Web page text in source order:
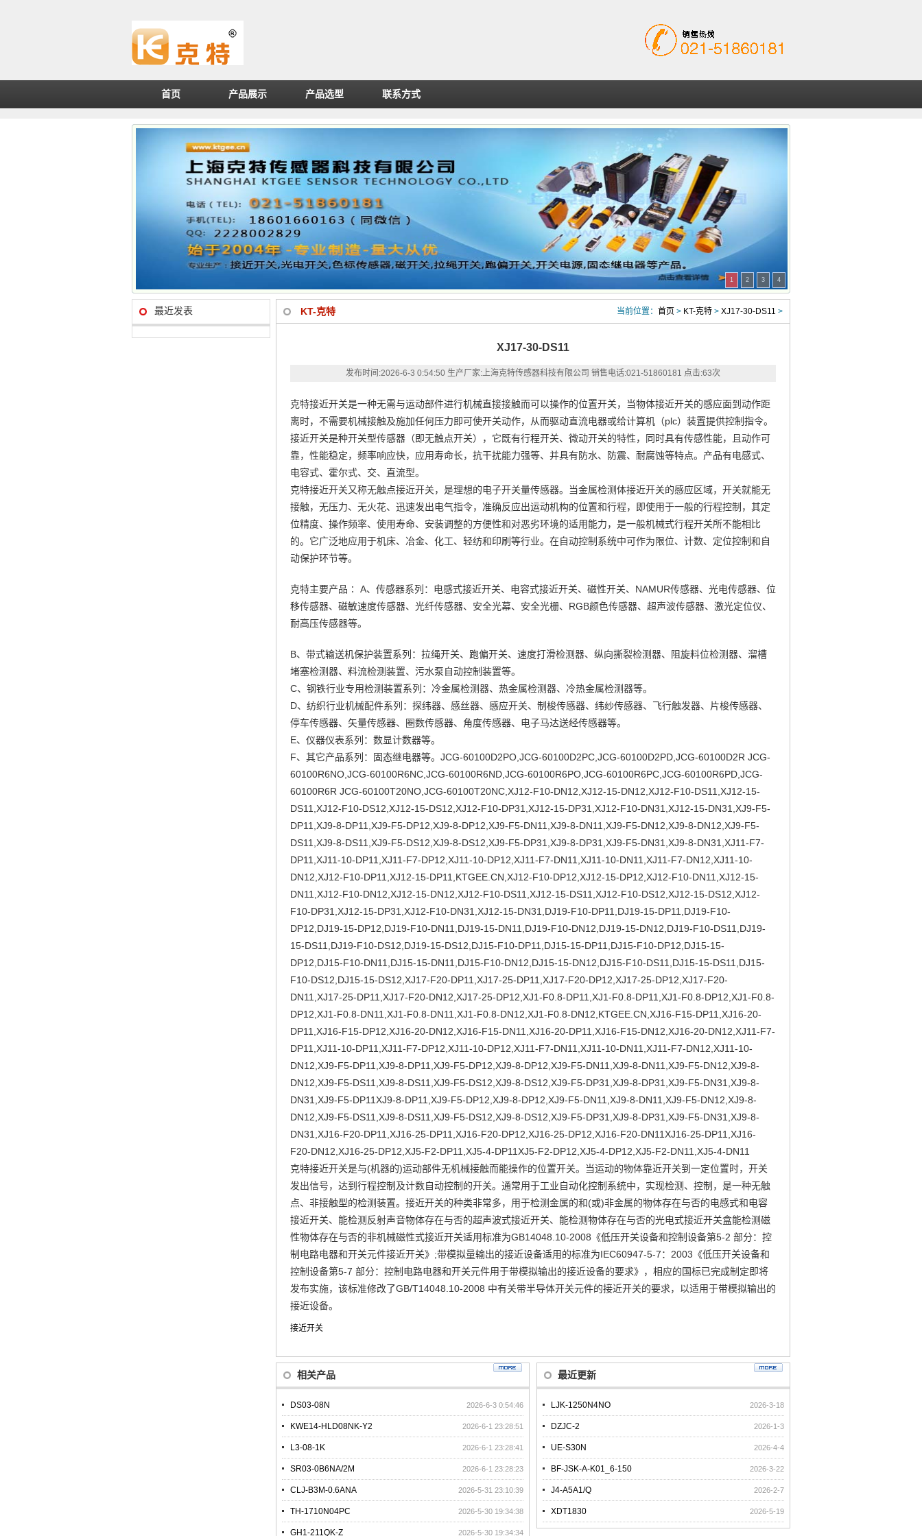
首页 产品展示 产品选型 联系方式
1 2 3 4
最近发表 当前位置： 首页 > KT-克特 > XJ17-30-DS11 >
KT-克特
XJ17-30-DS11
发布时间:2026-6-3 0:54:50 生产厂家:上海克特传感器科技有限公司 销售电话:021-51860181 点击:63次
克特接近开关是一种无需与运动部件进行机械直接接触而可以操作的位置开关，当物体接近开关的感应面到动作距
离时，不需要机械接触及施加任何压力即可使开关动作，从而驱动直流电器或给计算机（plc）装置提供控制指令。
接近开关是种开关型传感器（即无触点开关），它既有行程开关、微动开关的特性，同时具有传感性能，且动作可
靠，性能稳定，频率响应快，应用寿命长，抗干扰能力强等、并具有防水、防震、耐腐蚀等特点。产品有电感式、
电容式、霍尔式、交、直流型。
克特接近开关又称无触点接近开关，是理想的电子开关量传感器。当金属检测体接近开关的感应区域，开关就能无
接触，无压力、无火花、迅速发出电气指令，准确反应出运动机构的位置和行程，即使用于一般的行程控制，其定
位精度、操作频率、使用寿命、安装调整的方便性和对恶劣环境的适用能力，是一般机械式行程开关所不能相比
的。它广泛地应用于机床、冶金、化工、轻纺和印刷等行业。在自动控制系统中可作为限位、计数、定位控制和自
动保护环节等。
克特主要产品∶ A、传感器系列：电感式接近开关、电容式接近开关、磁性开关、NAMUR传感器、光电传感器、位
移传感器、磁敏速度传感器、光纤传感器、安全光幕、安全光栅、RGB颜色传感器、超声波传感器、激光定位仪、
耐高压传感器等。
B、带式输送机保护装置系列：拉绳开关、跑偏开关、速度打滑检测器、纵向撕裂检测器、阻旋料位检测器、溜槽
堵塞检测器、料流检测装置、污水泵自动控制装置等。
C、钢铁行业专用检测装置系列：冷金属检测器、热金属检测器、冷热金属检测器等。
D、纺织行业机械配件系列：探纬器、感丝器、感应开关、制梭传感器、纬纱传感器、飞行触发器、片梭传感器、
停车传感器、矢量传感器、圈数传感器、角度传感器、电子马达送经传感器等。
E、仪器仪表系列：数显计数器等。
F、其它产品系列：固态继电器等。JCG-60100D2PO,JCG-60100D2PC,JCG-60100D2PD,JCG-60100D2R JCG-
60100R6NO,JCG-60100R6NC,JCG-60100R6ND,JCG-60100R6PO,JCG-60100R6PC,JCG-60100R6PD,JCG-
60100R6R JCG-60100T20NO,JCG-60100T20NC,XJ12-F10-DN12,XJ12-15-DN12,XJ12-F10-DS11,XJ12-15-
DS11,XJ12-F10-DS12,XJ12-15-DS12,XJ12-F10-DP31,XJ12-15-DP31,XJ12-F10-DN31,XJ12-15-DN31,XJ9-F5-
DP11,XJ9-8-DP11,XJ9-F5-DP12,XJ9-8-DP12,XJ9-F5-DN11,XJ9-8-DN11,XJ9-F5-DN12,XJ9-8-DN12,XJ9-F5-
DS11,XJ9-8-DS11,XJ9-F5-DS12,XJ9-8-DS12,XJ9-F5-DP31,XJ9-8-DP31,XJ9-F5-DN31,XJ9-8-DN31,XJ11-F7-
DP11,XJ11-10-DP11,XJ11-F7-DP12,XJ11-10-DP12,XJ11-F7-DN11,XJ11-10-DN11,XJ11-F7-DN12,XJ11-10-
DN12,XJ12-F10-DP11,XJ12-15-DP11,KTGEE.CN,XJ12-F10-DP12,XJ12-15-DP12,XJ12-F10-DN11,XJ12-15-
DN11,XJ12-F10-DN12,XJ12-15-DN12,XJ12-F10-DS11,XJ12-15-DS11,XJ12-F10-DS12,XJ12-15-DS12,XJ12-
F10-DP31,XJ12-15-DP31,XJ12-F10-DN31,XJ12-15-DN31,DJ19-F10-DP11,DJ19-15-DP11,DJ19-F10-
DP12,DJ19-15-DP12,DJ19-F10-DN11,DJ19-15-DN11,DJ19-F10-DN12,DJ19-15-DN12,DJ19-F10-DS11,DJ19-
15-DS11,DJ19-F10-DS12,DJ19-15-DS12,DJ15-F10-DP11,DJ15-15-DP11,DJ15-F10-DP12,DJ15-15-
DP12,DJ15-F10-DN11,DJ15-15-DN11,DJ15-F10-DN12,DJ15-15-DN12,DJ15-F10-DS11,DJ15-15-DS11,DJ15-
F10-DS12,DJ15-15-DS12,XJ17-F20-DP11,XJ17-25-DP11,XJ17-F20-DP12,XJ17-25-DP12,XJ17-F20-
DN11,XJ17-25-DP11,XJ17-F20-DN12,XJ17-25-DP12,XJ1-F0.8-DP11,XJ1-F0.8-DP11,XJ1-F0.8-DP12,XJ1-F0.8-
DP12,XJ1-F0.8-DN11,XJ1-F0.8-DN11,XJ1-F0.8-DN12,XJ1-F0.8-DN12,KTGEE.CN,XJ16-F15-DP11,XJ16-20-
DP11,XJ16-F15-DP12,XJ16-20-DN12,XJ16-F15-DN11,XJ16-20-DP11,XJ16-F15-DN12,XJ16-20-DN12,XJ11-F7-
DP11,XJ11-10-DP11,XJ11-F7-DP12,XJ11-10-DP12,XJ11-F7-DN11,XJ11-10-DN11,XJ11-F7-DN12,XJ11-10-
DN12,XJ9-F5-DP11,XJ9-8-DP11,XJ9-F5-DP12,XJ9-8-DP12,XJ9-F5-DN11,XJ9-8-DN11,XJ9-F5-DN12,XJ9-8-
DN12,XJ9-F5-DS11,XJ9-8-DS11,XJ9-F5-DS12,XJ9-8-DS12,XJ9-F5-DP31,XJ9-8-DP31,XJ9-F5-DN31,XJ9-8-
DN31,XJ9-F5-DP11XJ9-8-DP11,XJ9-F5-DP12,XJ9-8-DP12,XJ9-F5-DN11,XJ9-8-DN11,XJ9-F5-DN12,XJ9-8-
DN12,XJ9-F5-DS11,XJ9-8-DS11,XJ9-F5-DS12,XJ9-8-DS12,XJ9-F5-DP31,XJ9-8-DP31,XJ9-F5-DN31,XJ9-8-
DN31,XJ16-F20-DP11,XJ16-25-DP11,XJ16-F20-DP12,XJ16-25-DP12,XJ16-F20-DN11XJ16-25-DP11,XJ16-
F20-DN12,XJ16-25-DP12,XJ5-F2-DP11,XJ5-4-DP11XJ5-F2-DP12,XJ5-4-DP12,XJ5-F2-DN11,XJ5-4-DN11
克特接近开关是与(机器的)运动部件无机械接触而能操作的位置开关。当运动的物体靠近开关到一定位置时，开关
发出信号，达到行程控制及计数自动控制的开关。通常用于工业自动化控制系统中，实现检测、控制，是一种无触
点、非接触型的检测装置。接近开关的种类非常多，用于检测金属的和(或)非金属的物体存在与否的电感式和电容
接近开关、能检测反射声音物体存在与否的超声波式接近开关、能检测物体存在与否的光电式接近开关盒能检测磁
性物体存在与否的非机械磁性式接近开关适用标准为GB14048.10-2008《低压开关设备和控制设备第5-2 部分：控
制电路电器和开关元件接近开关》;带模拟量输出的接近设备适用的标准为IEC60947-5-7：2003《低压开关设备和
控制设备第5-7 部分：控制电路电器和开关元件用于带模拟输出的接近设备的要求》，相应的国标已完成制定即将
发布实施，该标准修改了GB/T14048.10-2008 中有关带半导体开关元件的接近开关的要求，以适用于带模拟输出的
接近设备。
接近开关
相关产品
2026-6-3 0:54:46
DS03-08N
2026-6-1 23:28:51
KWE14-HLD08NK-Y2
2026-6-1 23:28:41
L3-08-1K
2026-6-1 23:28:23
SR03-0B6NA/2M
2026-5-31 23:10:39
CLJ-B3M-0.6ANA
2026-5-30 19:34:38
TH-1710N04PC
2026-5-30 19:34:34
GH1-211QK-Z
最近更新
2026-3-18
LJK-1250N4NO
2026-1-3
DZJC-2
2026-4-4
UE-S30N
2026-3-22
BF-JSK-A-K01_6-150
2026-2-7
J4-A5A1/Q
2026-5-19
XDT1830